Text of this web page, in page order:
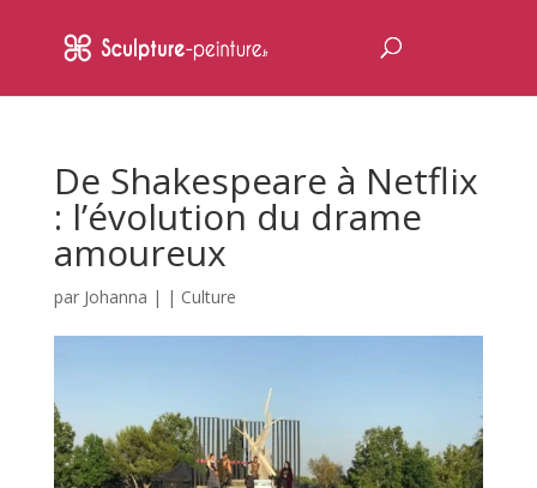
De Shakespeare à Netflix
: l’évolution du drame
amoureux
par Johanna | | Culture